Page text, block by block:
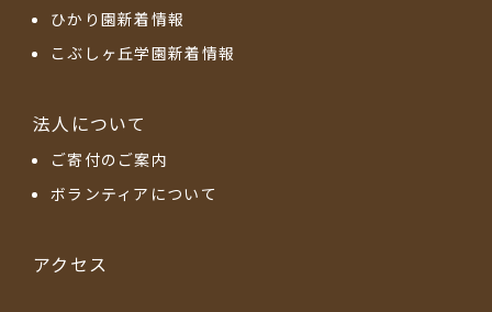
ひかり園新着情報
こぶしヶ丘学園新着情報
法人について
ご寄付のご案内
ボランティアについて
アクセス